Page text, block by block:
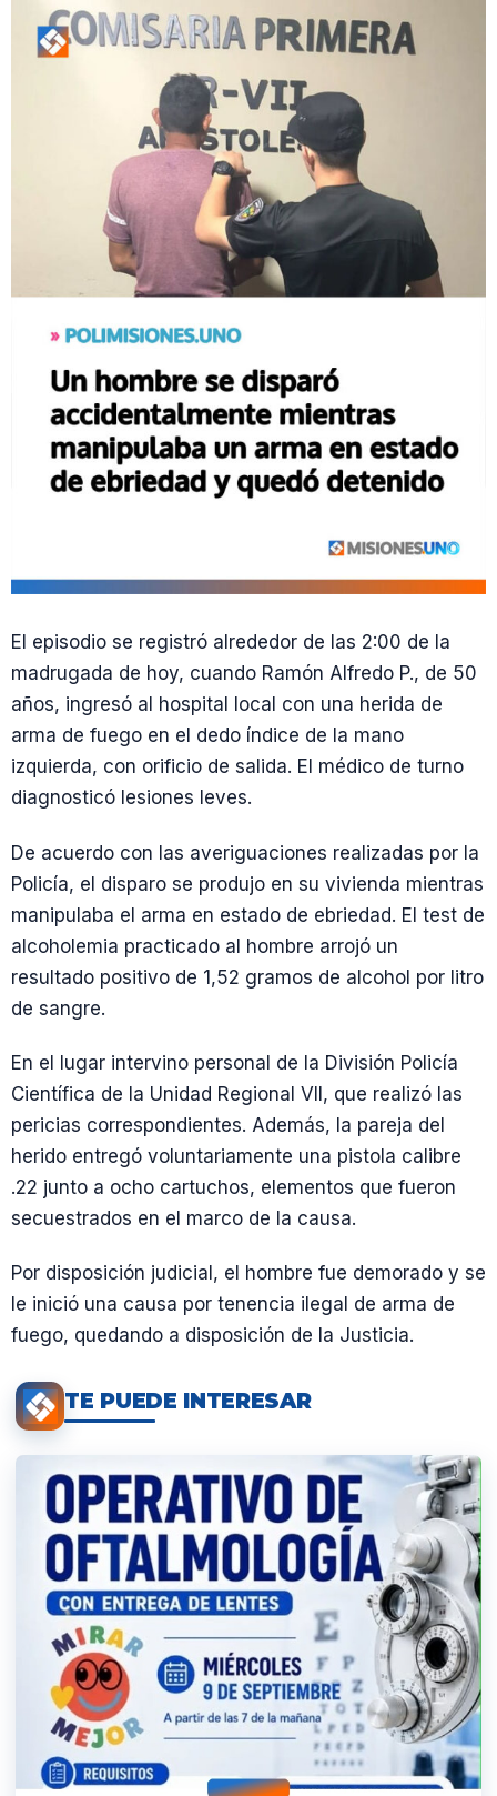
El episodio se registró alrededor de las 2:00 de la
madrugada de hoy, cuando Ramón Alfredo P., de 50
años, ingresó al hospital local con una herida de
arma de fuego en el dedo índice de la mano
izquierda, con orificio de salida. El médico de turno
diagnosticó lesiones leves.
De acuerdo con las averiguaciones realizadas por la
Policía, el disparo se produjo en su vivienda mientras
manipulaba el arma en estado de ebriedad. El test de
alcoholemia practicado al hombre arrojó un
resultado positivo de 1,52 gramos de alcohol por litro
de sangre.
En el lugar intervino personal de la División Policía
Científica de la Unidad Regional VII, que realizó las
pericias correspondientes. Además, la pareja del
herido entregó voluntariamente una pistola calibre
.22 junto a ocho cartuchos, elementos que fueron
secuestrados en el marco de la causa.
Por disposición judicial, el hombre fue demorado y se
le inició una causa por tenencia ilegal de arma de
fuego, quedando a disposición de la Justicia.
TE PUEDE INTERESAR